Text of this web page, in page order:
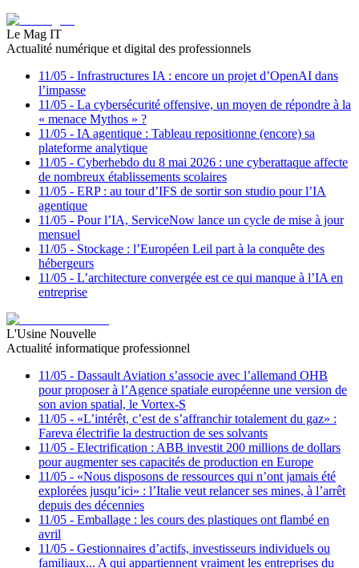
Le Mag IT
Actualité numérique et digital des professionnels
11/05 - Infrastructures IA : encore un projet d’OpenAI dans
l’impasse
11/05 - La cybersécurité offensive, un moyen de répondre à la
« menace Mythos » ?
11/05 - IA agentique : Tableau repositionne (encore) sa
plateforme analytique
11/05 - Cyberhebdo du 8 mai 2026 : une cyberattaque affecte
de nombreux établissements scolaires
11/05 - ERP : au tour d’IFS de sortir son studio pour l’IA
agentique
11/05 - Pour l’IA, ServiceNow lance un cycle de mise à jour
mensuel
11/05 - Stockage : l’Européen Leil part à la conquête des
hébergeurs
11/05 - L’architecture convergée est ce qui manque à l’IA en
entreprise
L'Usine Nouvelle
Actualité informatique professionnel
11/05 - Dassault Aviation s’associe avec l’allemand OHB
pour proposer à l’Agence spatiale européenne une version de
son avion spatial, le Vortex-S
11/05 - «L’intérêt, c’est de s’affranchir totalement du gaz» :
Fareva électrifie la destruction de ses solvants
11/05 - Electrification : ABB investit 200 millions de dollars
pour augmenter ses capacités de production en Europe
11/05 - «Nous disposons de ressources qui n’ont jamais été
explorées jusqu’ici» : l’Italie veut relancer ses mines, à l’arrêt
depuis des décennies
11/05 - Emballage : les cours des plastiques ont flambé en
avril
11/05 - Gestionnaires d’actifs, investisseurs individuels ou
familiaux... A qui appartiennent vraiment les entreprises du